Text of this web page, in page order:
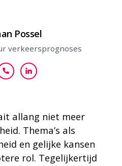
allang niet meer
Thema’s als
en gelijke kansen
rol. Tegelijkertijd
Possel
verkeersprognoses
+31 (0)6 11 71 73 29
Bekijk mijn profiel